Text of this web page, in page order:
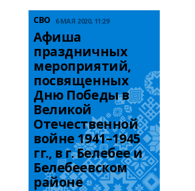
СВО 6 МАЯ 2020, 11:29
Афиша
праздничных
мероприятий,
посвященных
Дню Победы в
Великой
Отечественной
войне 1941–1945
гг., в г. Белебее и
Белебеевском
районе